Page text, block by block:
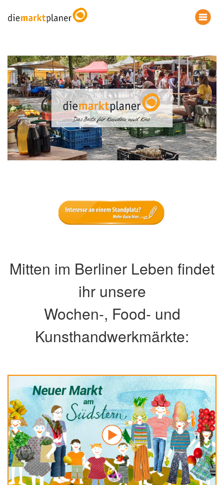
Mitten im Berliner Leben findet
ihr unsere
Wochen-, Food- und
Kunsthandwerkmärkte: